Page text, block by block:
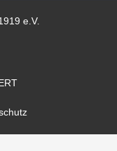
e.V.